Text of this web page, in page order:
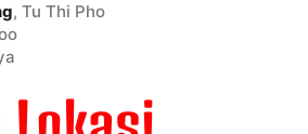
, Tu Thi Pho